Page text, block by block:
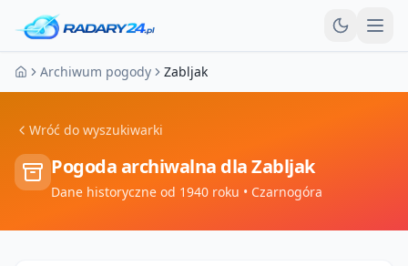
Strona główna
Archiwum pogody Zabljak
Wróć do wyszukiwarki
Pogoda archiwalna dlaZabljak
Dane historyczne od 1940 roku • Czarnogóra